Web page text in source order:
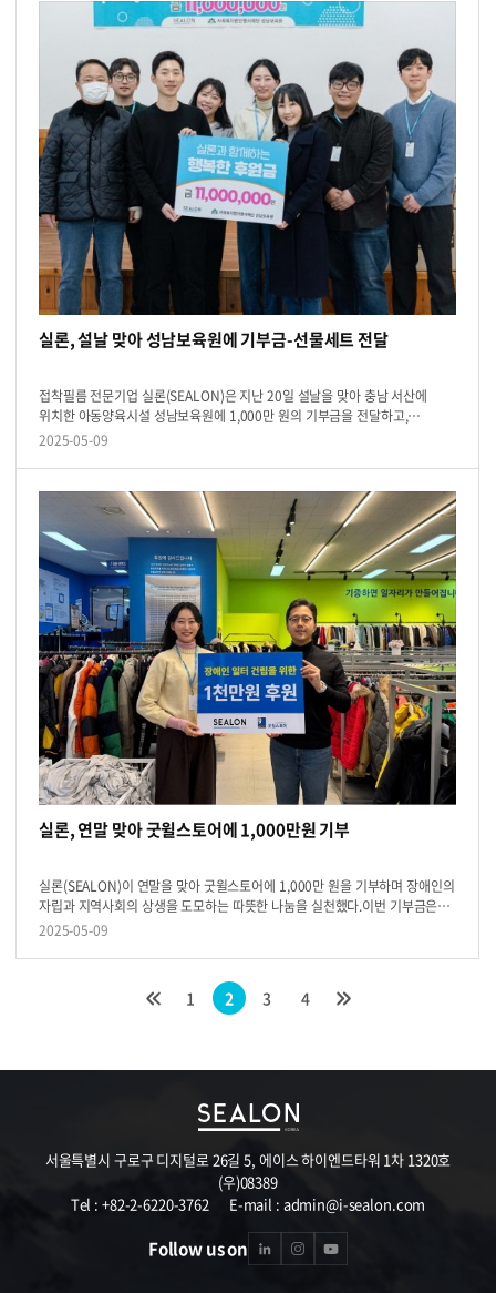
실론, 설날 맞아 성남보육원에 기부금-선물세트 전달
접착필름 전문기업 실론(SEALON)은 지난 20일 설날을 맞아 충남 서산에
위치한 아동양육시설 성남보육원에 1,000만 원의 기부금을 전달하고,
아이들을 위한 설날 선물세트를 후원했다고 밝혔다.이번 기부금은 성남보육원
2025-05-09
실론, 연말 맞아 굿윌스토어에 1,000만원 기부
실론(SEALON)이 연말을 맞아 굿윌스토어에 1,000만 원을 기부하며 장애인의
자립과 지역사회의 상생을 도모하는 따뜻한 나눔을 실천했다.이번 기부금은
굿윌스토어 신규 매장 건립에 사용될 예정으로, 이를 통해 장애인들에게 더
2025-05-09
1 2 3 4
Follow us on
서울특별시 구로구 디지털로 26길 5, 에이스 하이엔드타워 1차 1320호
(우)08389
Tel : +82-2-6220-3762
E-mail : admin@i-sealon.com